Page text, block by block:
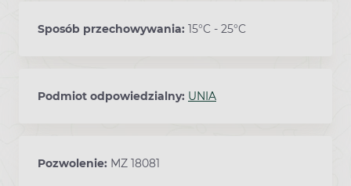
Sposób przechowywania: 15°C - 25°C
Podmiot odpowiedzialny: UNIA
Pozwolenie: MZ 18081